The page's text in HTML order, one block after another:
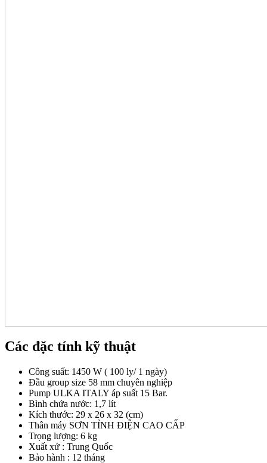
Các đặc tính kỹ thuật
Công suất: 1450 W ( 100 ly/ 1 ngày)
Đầu group size 58 mm chuyên nghiệp
Pump ULKA ITALY áp suất 15 Bar.
Bình chứa nước: 1,7 lít
Kích thước: 29 x 26 x 32 (cm)
Thân máy SƠN TỈNH ĐIỆN CAO CẤP
Trọng lượng: 6 kg
Xuất xứ : Trung Quốc
Bảo hành : 12 tháng